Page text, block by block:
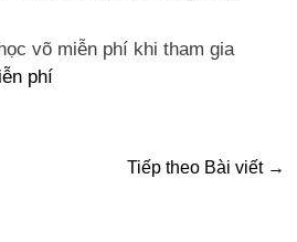
võ miễn phí khi tham gia
phí
Tiếp theo Bài viết →